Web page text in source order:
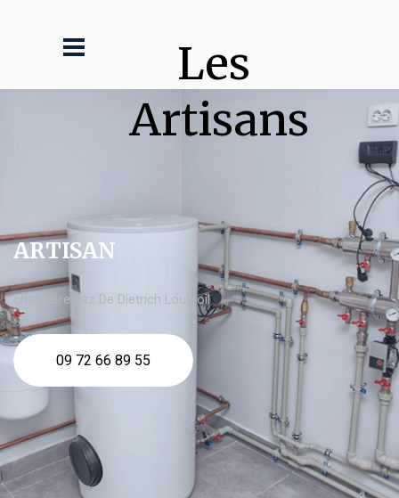
Les
Artisans
ARTISAN
chaudière gaz De Dietrich Louvroil
09 72 66 89 55